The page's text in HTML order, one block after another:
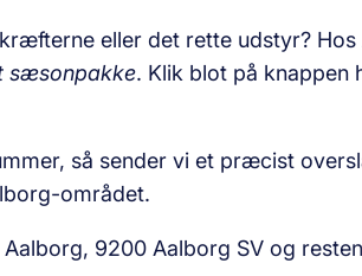
eller det rette udstyr? Hos
sæsonpakke. Klik blot på knappen
så sender vi et præcist
området.
9200 Aalborg SV og